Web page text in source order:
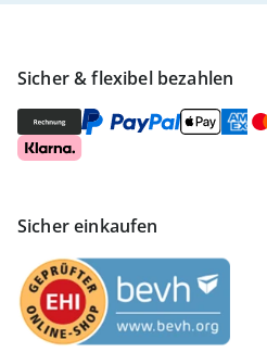
Sicher & flexibel bezahlen
Sicher einkaufen